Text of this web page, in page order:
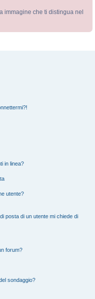
immagine che ti distingua nel
in linea?
utente?
posta di un utente mi chiede di
forum?
sondaggio?